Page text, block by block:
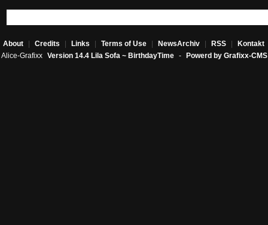
About Credits Links Terms of Use NewsArchiv RSS Kontakt
Alice-Grafixx Version 14.4 Lila Sofa ~ BirthdayTime - Powerd by Grafixx-CMS